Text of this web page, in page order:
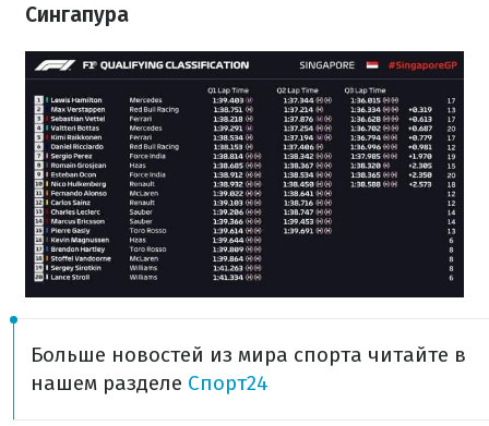
Сингапура
Больше новостей из мира спорта читайте в
нашем разделе Спорт24